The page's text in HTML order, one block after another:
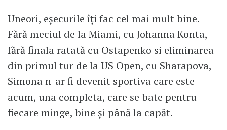
Uneori, eșecurile îți fac cel mai mult bine.
Fără meciul de la Miami, cu Johanna Konta,
fără finala ratată cu Ostapenko si eliminarea
din primul tur de la US Open, cu Sharapova,
Simona n-ar fi devenit sportiva care este
acum, una completa, care se bate pentru
fiecare minge, bine și până la capăt.